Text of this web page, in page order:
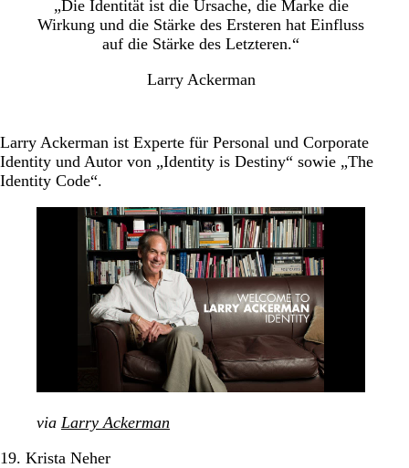
„Die Identität ist die Ursache, die Marke die
Wirkung und die Stärke des Ersteren hat Einfluss
auf die Stärke des Letzteren.“
Larry Ackerman
Larry Ackerman ist Experte für Personal und Corporate
Identity und Autor von „Identity is Destiny“ sowie „The
Identity Code“.
via Larry Ackerman
19. Krista Neher